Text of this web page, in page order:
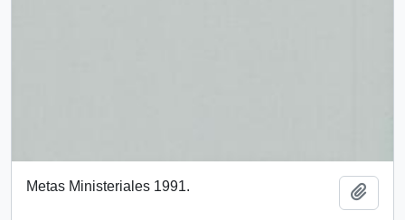
Metas Ministeriales 1991.